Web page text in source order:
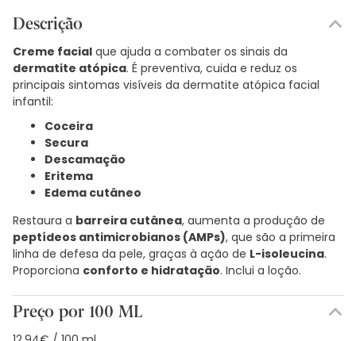
Descrição
Creme facial que ajuda a combater os sinais da
dermatite atópica. É preventiva, cuida e reduz os
principais sintomas visíveis da dermatite atópica facial
infantil:
Coceira
Secura
Descamação
Eritema
Edema cutâneo
Restaura a barreira cutânea, aumenta a produção de
peptídeos antimicrobianos (AMPs), que são a primeira
linha de defesa da pele, graças à ação de L-isoleucina.
Proporciona conforto e hidratação. Inclui a loção.
Preço por 100 ML